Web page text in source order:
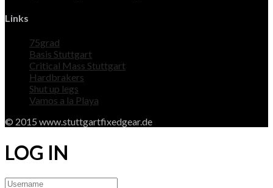
Links
75grad
Basis Stuttgart
Critical Mass Stuttgart
Hardbrakers
Shut up legs
Vamos a la Playa
© 2015 www.stuttgartfixedgear.de
LOG IN